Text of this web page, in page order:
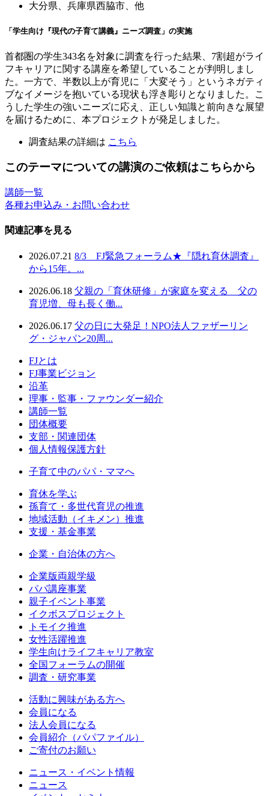
大分県、兵庫県西脇市、他
「学生向け『現代の子育て講義』ニーズ調査」の実施
首都圏の学生343名を対象に調査を行った結果、7割超がライ
フキャリアに関する講座を希望していることが判明しまし
た。一方で、半数以上が育児に「大変そう」というネガティ
ブなイメージを抱いている現状も浮き彫りとなりました。こ
うした学生の強いニーズに応え、正しい知識と前向きな展望
を届けるために、本プロジェクトが発足しました。
調査結果の詳細は こちら
このテーマについての講演のご依頼はこちらから
講師一覧
各種お申込み・お問い合わせ
関連記事を見る
2026.07.21 8/3 FJ緊急フォーラム★『隠れ育休調査』
から15年。...
2026.06.18 父親の「育休研修」が家庭を変える 父の
育児増、⺟も⻑く働...
2026.06.17 父の日に大発足！NPO法人ファザーリン
グ・ジャパン20周...
FJとは
FJ事業ビジョン
沿革
理事・監事・ファウンダー紹介
講師一覧
団体概要
支部・関連団体
個人情報保護方針
子育て中のパパ・ママへ
育休を学ぶ
孫育て・多世代育児の推進
地域活動（イキメン）推進
支援・基金事業
企業・自治体の方へ
企業版両親学級
パパ講座事業
親子イベント事業
イクボスプロジェクト
トモイク推進
女性活躍推進
学生向けライフキャリア教室
全国フォーラムの開催
調査・研究事業
活動に興味がある方へ
会員になる
法人会員になる
会員紹介（パパファイル）
ご寄付のお願い
ニュース・イベント情報
ニュース